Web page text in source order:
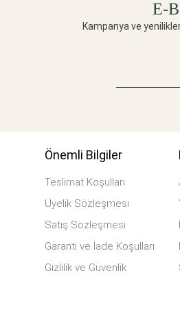
E-
Kampanya ve
Önemli Bilgiler
Teslimat Koşulları
Üyelik Sözleşmesi
Satış Sözleşmesi
Garanti ve İade Koşulları
Gizlilik ve Güvenlik